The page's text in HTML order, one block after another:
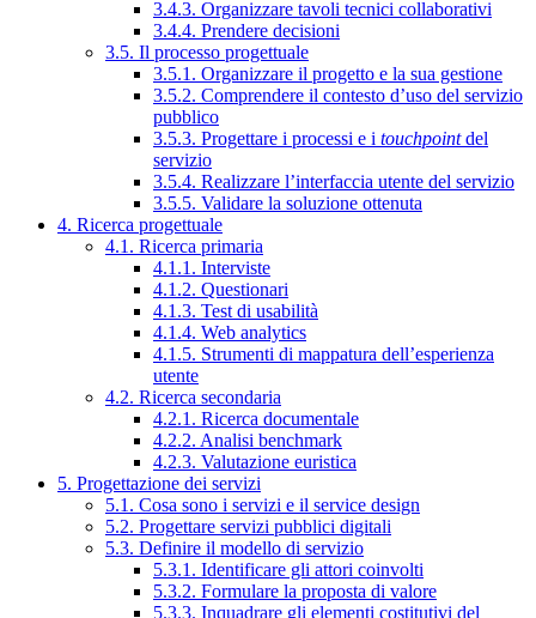
3.4.3. Organizzare tavoli tecnici collaborativi
3.4.4. Prendere decisioni
3.5. Il processo progettuale
3.5.1. Organizzare il progetto e la sua gestione
3.5.2. Comprendere il contesto d’uso del servizio
pubblico
3.5.3. Progettare i processi e i touchpointdel
servizio
3.5.4. Realizzare l’interfaccia utente del servizio
3.5.5. Validare la soluzione ottenuta
4. Ricerca progettuale
4.1. Ricerca primaria
4.1.1. Interviste
4.1.2. Questionari
4.1.3. Test di usabilità
4.1.4. Web analytics
4.1.5. Strumenti di mappatura dell’esperienza
utente
4.2. Ricerca secondaria
4.2.1. Ricerca documentale
4.2.2. Analisi benchmark
4.2.3. Valutazione euristica
5. Progettazione dei servizi
5.1. Cosa sono i servizi e il service design
5.2. Progettare servizi pubblici digitali
5.3. Definire il modello di servizio
5.3.1. Identificare gli attori coinvolti
5.3.2. Formulare la proposta di valore
5.3.3. Inquadrare gli elementi costitutivi del